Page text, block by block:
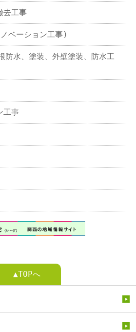
去工事
ベーション工事)
水、塗装、外壁塗装、防水工
工事
▲TOPへ